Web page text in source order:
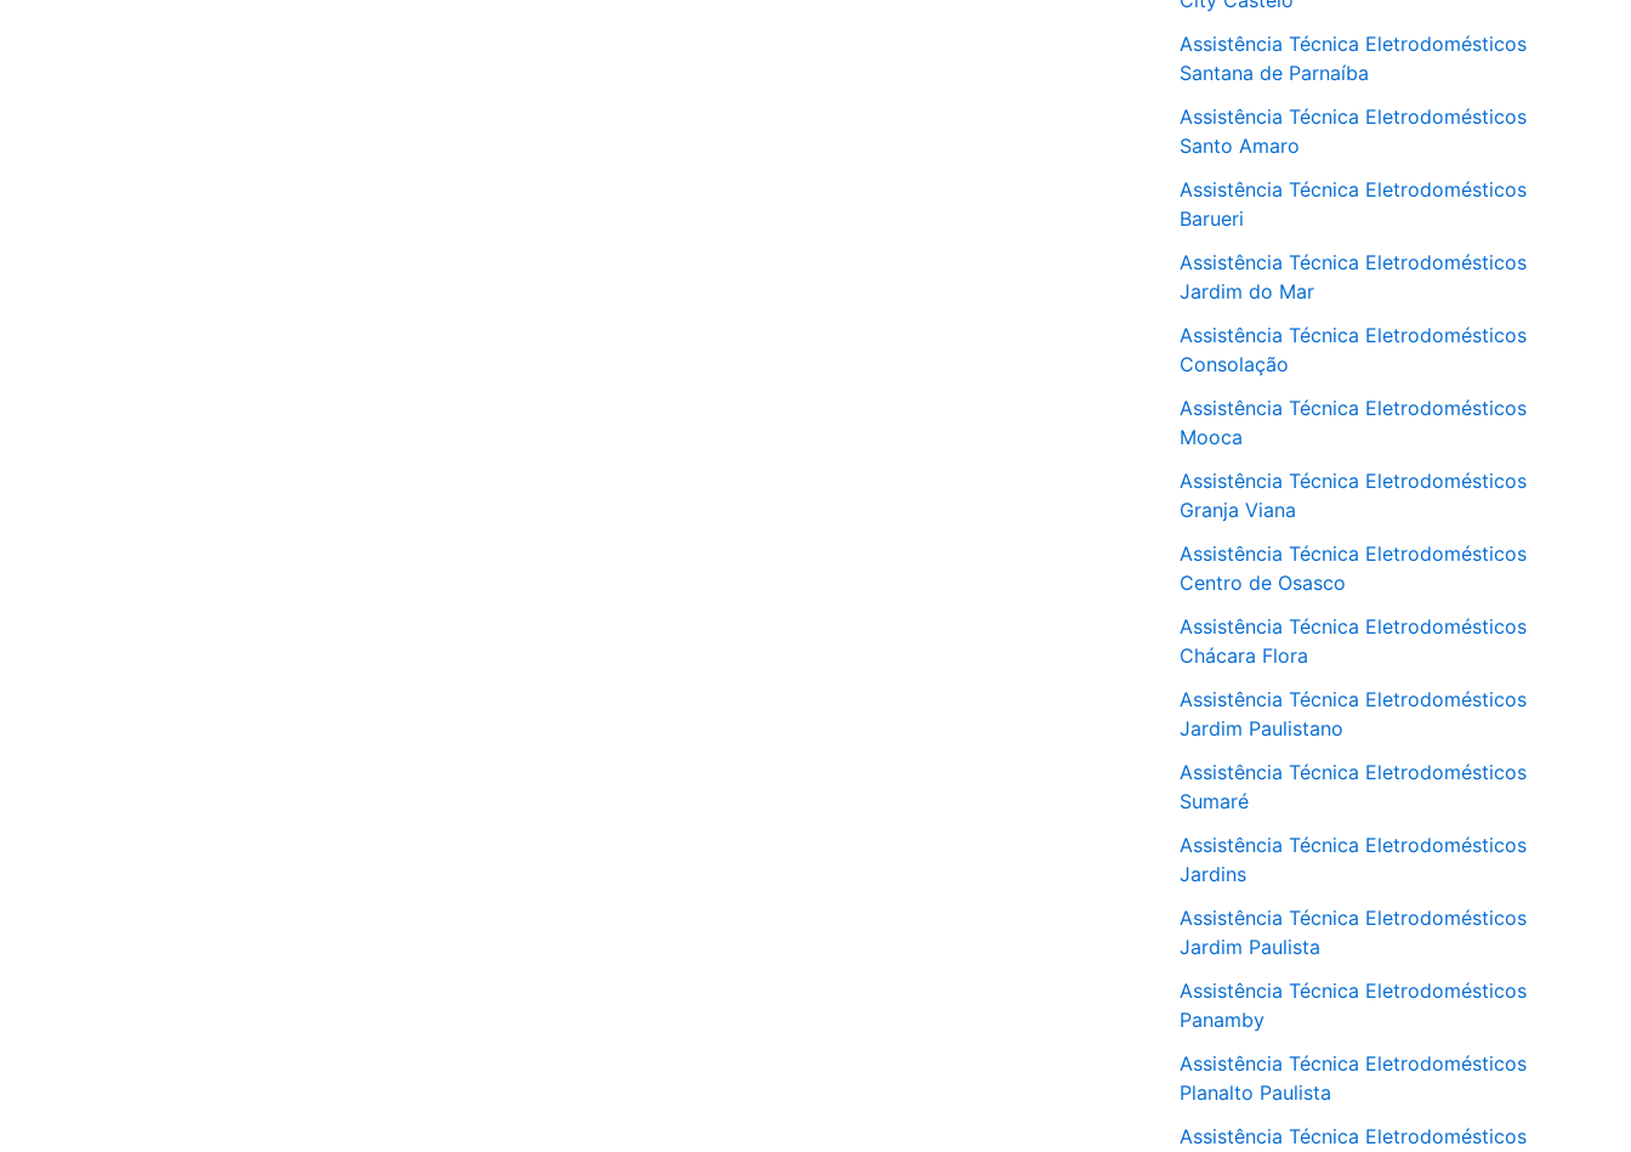
Assistência Técnica Eletrodomésticos
Santana de Parnaíba
Assistência Técnica Eletrodomésticos
Santo Amaro
Assistência Técnica Eletrodomésticos
Barueri
Assistência Técnica Eletrodomésticos
Jardim do Mar
Assistência Técnica Eletrodomésticos
Consolação
Assistência Técnica Eletrodomésticos
Mooca
Assistência Técnica Eletrodomésticos
Granja Viana
Assistência Técnica Eletrodomésticos
Centro de Osasco
Assistência Técnica Eletrodomésticos
Chácara Flora
Assistência Técnica Eletrodomésticos
Jardim Paulistano
Assistência Técnica Eletrodomésticos
Sumaré
Assistência Técnica Eletrodomésticos
Jardins
Assistência Técnica Eletrodomésticos
Jardim Paulista
Assistência Técnica Eletrodomésticos
Panamby
Assistência Técnica Eletrodomésticos
Planalto Paulista
Assistência Técnica Eletrodomésticos